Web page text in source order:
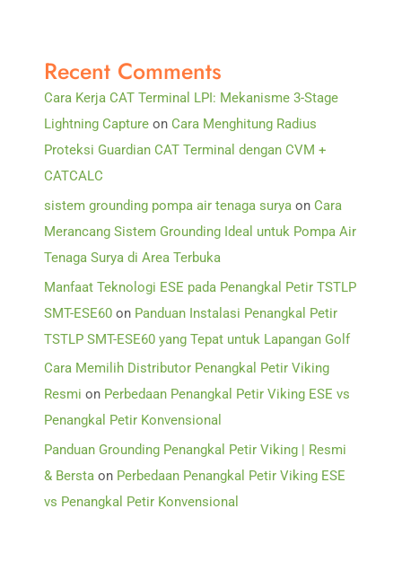
Recent Comments
Cara Kerja CAT Terminal LPI: Mekanisme 3-Stage
Lightning Capture on Cara Menghitung Radius
Proteksi Guardian CAT Terminal dengan CVM +
CATCALC
sistem grounding pompa air tenaga surya on Cara
Merancang Sistem Grounding Ideal untuk Pompa Air
Tenaga Surya di Area Terbuka
Manfaat Teknologi ESE pada Penangkal Petir TSTLP
SMT-ESE60 on Panduan Instalasi Penangkal Petir
TSTLP SMT-ESE60 yang Tepat untuk Lapangan Golf
Cara Memilih Distributor Penangkal Petir Viking
Resmi on Perbedaan Penangkal Petir Viking ESE vs
Penangkal Petir Konvensional
Panduan Grounding Penangkal Petir Viking | Resmi
& Bersta on Perbedaan Penangkal Petir Viking ESE
vs Penangkal Petir Konvensional